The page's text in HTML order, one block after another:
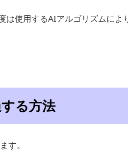
使用するAIアルゴリズムによ
る方法
す。